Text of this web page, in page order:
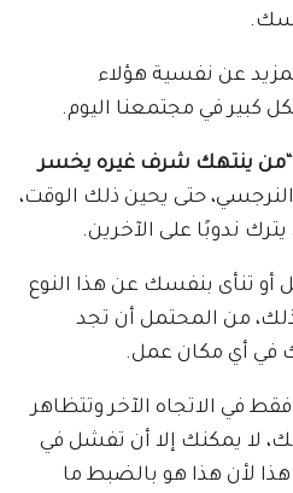
عن نفسية هؤلاء
كبير في مجتمعنا اليوم.
من ينتهك شرف غيره يخسر
حتى يحين ذلك الوقت،
ندوبًا على الآخرين.
تنأى بنفسك عن هذا النوع
من المحتمل أن تجد
في أي مكان عمل.
في الاتجاه الآخر وتتظاهر
لا يمكنك إلا أن تفشل في
لأن هذا هو بالضبط ما